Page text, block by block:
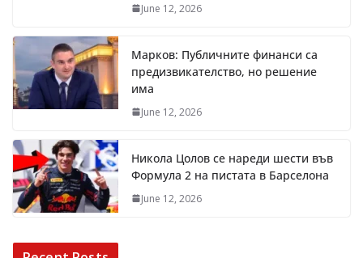
June 12, 2026
Марков: Публичните финанси са
предизвикателство, но решение
има
June 12, 2026
Никола Цолов се нареди шести във
Формула 2 на пистата в Барселона
June 12, 2026